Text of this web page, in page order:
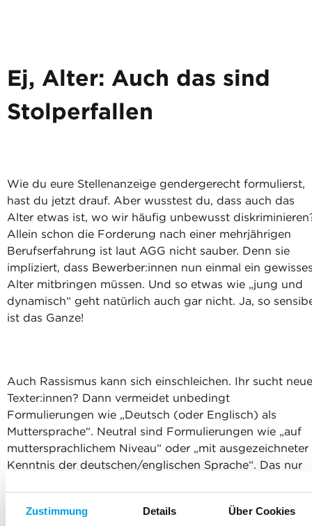
Zustimmung Details Über Cookies
Ej, Alter: Auch das sind
Stolperfallen
Wie du eure Stellenanzeige gendergerecht formulierst,
hast du jetzt drauf. Aber wusstest du, dass auch das
Alter etwas ist, wo wir häufig unbewusst
Allein schon die Forderung nach einer mehrjährigen
Berufserfahrung ist laut AGG nicht sauber. Denn sie
impliziert, dass Bewerber:innen nun einmal ein
Alter mitbringen müssen. Und so etwas wie „jung und
dynamisch“ geht natürlich auch gar nicht. Ja, so
ist das Ganze!
Auch Rassismus kann sich einschleichen. Ihr sucht neue
Texter:innen? Dann vermeidet unbedingt
Formulierungen wie „Deutsch (oder Englisch) als
Muttersprache“. Neutral sind Formulierungen wie „auf
muttersprachlichem Niveau“ oder „mit ausgezeichneter
Kenntnis der deutschen/englischen Sprache“. Das nur